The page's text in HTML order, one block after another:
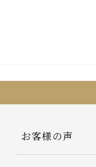
お客様の声